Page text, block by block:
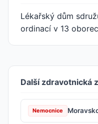
Lékařský dům
ordinací v 13
Další zdravotnická
Nemocnice